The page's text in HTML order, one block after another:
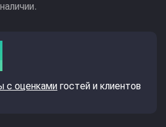
с оценками гостей и клиентов